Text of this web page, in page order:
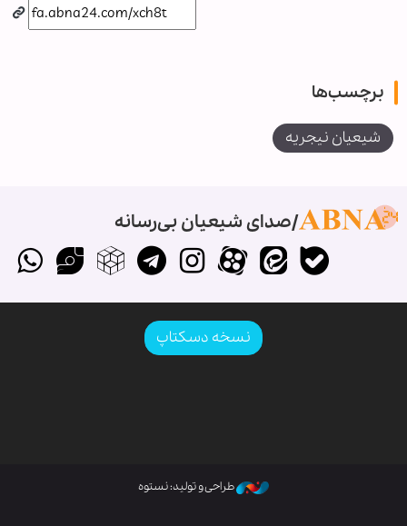
برچسب‌ها
شیعیان نیجریه
صدای شیعیان بی‌رسانه
نسخه دسکتاپ
طراحی و تولید: نستوه